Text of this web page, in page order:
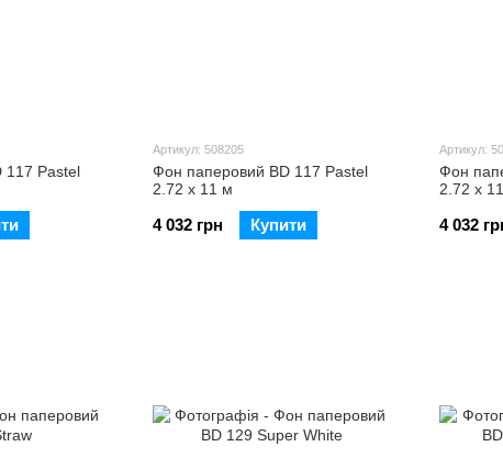
117 Pastel
Артикул: 508205
Фон паперовий BD 117 Pastel
2.72 х 11 м
4 032 грн Купити
Артикул:
Фон
2.72 х
4 032